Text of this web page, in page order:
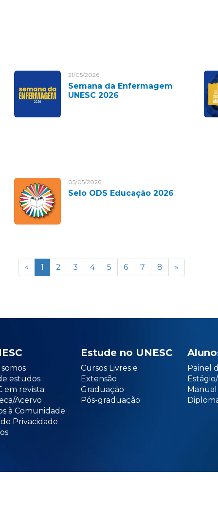
21/05/2026
Semana da Enfermagem
UNESC 2026
05/05/2026
Selo ODS Educação 2026
« 1 2 3 4 5 6 7 8 »
estudos
em revista
Acervo
à Comunidade
Privacidade
Estude no UNESC
Cursos Livres e
Extensão
Graduação
Pós-graduação
Painel